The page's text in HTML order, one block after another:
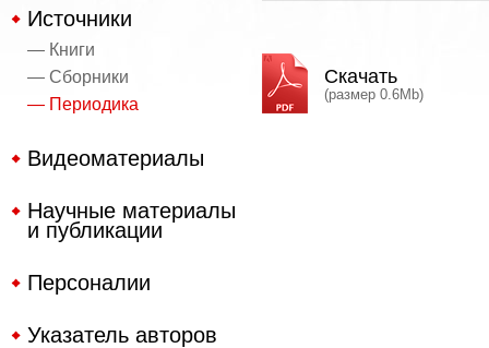
Источники
— Книги
— Сборники
— Периодика
Видеоматериалы
Научные материалы
и публикации
Персоналии
Указатель авторов
Скачать
(размер 0.6Mb)